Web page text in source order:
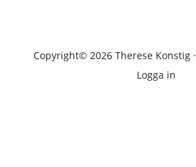
Copyright© 2026 Therese Konstig ·
Logga in